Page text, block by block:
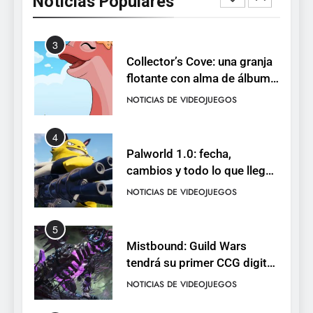
Neon White en el mismo
pack
NOTICIAS DE VIDEOJUEGOS
3
Collector’s Cove: una granja
flotante con alma de álbum
de cromos
NOTICIAS DE VIDEOJUEGOS
4
Palworld 1.0: fecha,
cambios y todo lo que llega
con el lanzamiento
NOTICIAS DE VIDEOJUEGOS
5
Mistbound: Guild Wars
tendrá su primer CCG digital
para PC y móviles
NOTICIAS DE VIDEOJUEGOS